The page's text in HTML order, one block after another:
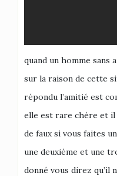
quand un homme sans
sur la raison de cette
répondu l’amitié est
elle est rare chère et il
de faux si vous faites
une deuxième et une
donné vous direz qu’il